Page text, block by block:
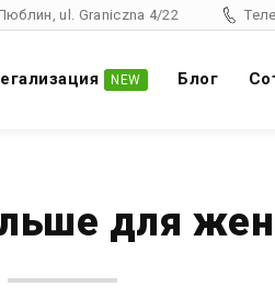
ul. Graniczna 4/22
NEW Блог
для